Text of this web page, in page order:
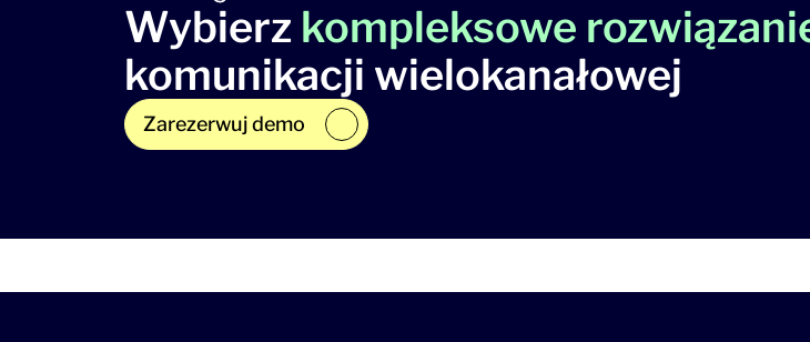
Wybierz kompleksowe
komunikacji wielokanałowej
Zarezerwuj demo